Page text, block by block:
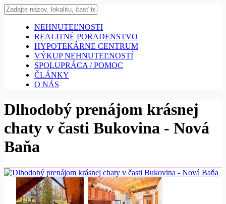
NEHNUTEĽNOSTI
REALITNÉ PORADENSTVO
HYPOTEKÁRNE CENTRUM
VÝKUP NEHNUTEĽNOSTÍ
SPOLUPRÁCA / POMOC
ČLÁNKY
O NÁS
Dlhodobý prenájom krásnej
chaty v časti Bukovina - Nová
Baňa